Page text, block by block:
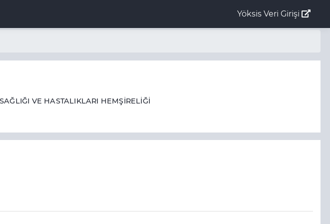
Yöksis Veri Girişi
VE HASTALIKLARI HEMŞİRELİĞİ